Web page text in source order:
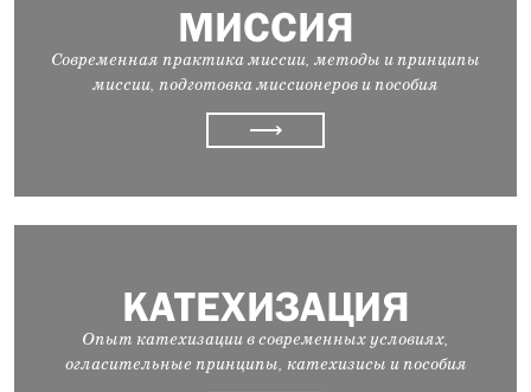
МИССИЯ
Современная практика миссии, методы и принципы
миссии, подготовка миссионеров и пособия
⟶
КАТЕХИЗАЦИЯ
Опыт катехизации в современных условиях,
огласительные принципы, катехизисы и пособия